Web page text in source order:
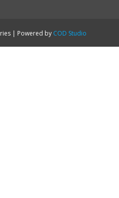
| Powered by COD Studio